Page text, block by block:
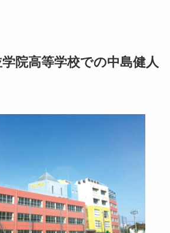
院高等学校での中島健人